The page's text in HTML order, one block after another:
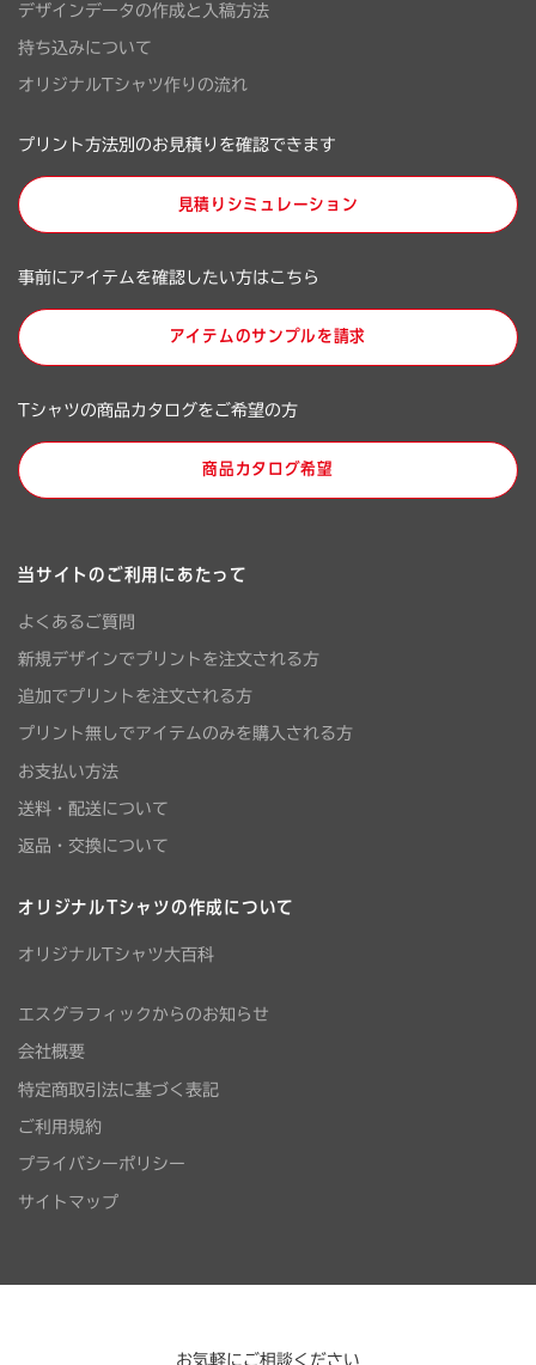
デザインデータの作成と入稿方法
持ち込みについて
オリジナルTシャツ作りの流れ
プリント方法別のお見積りを確認できます
見積りシミュレーション
事前にアイテムを確認したい方はこちら
アイテムのサンプルを請求
Tシャツの商品カタログをご希望の方
商品カタログ希望
当サイトのご利用にあたって
よくあるご質問
新規デザインでプリントを注文される方
追加でプリントを注文される方
プリント無しでアイテムのみを購入される方
お支払い方法
送料・配送について
返品・交換について
オリジナルTシャツの作成について
オリジナルTシャツ大百科
エスグラフィックからのお知らせ
会社概要
特定商取引法に基づく表記
ご利用規約
プライバシーポリシー
サイトマップ
お気軽にご相談ください